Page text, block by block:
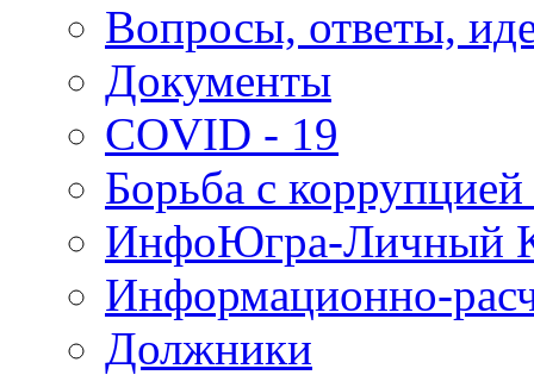
Вопросы, ответы,
Документы
COVID - 19
Борьба с
ИнфоЮгра-Личный
Информационно-
Должники